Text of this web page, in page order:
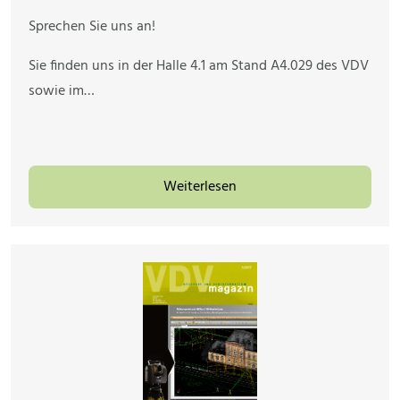
Sprechen Sie uns an!
Sie finden uns in der Halle 4.1 am Stand A4.029 des VDV
sowie im…
Weiterlesen